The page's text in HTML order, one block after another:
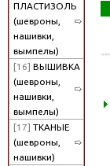
ПЛАСТИЗОЛЬ
(шевроны,
нашивки,
вымпелы)
[16] ВЫШИВКА
(шевроны,
нашивки,
вымпелы)
[17] ТКАНЫЕ
(шевроны,
нашивки)